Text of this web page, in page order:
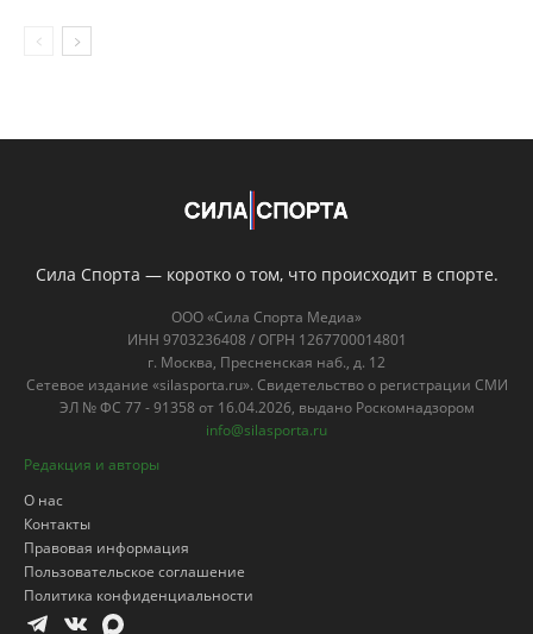
Сила Спорта — коротко о том, что происходит в спорте.
ООО «Сила Спорта Медиа»
ИНН 9703236408 / ОГРН 1267700014801
г. Москва, Пресненская наб., д. 12
Сетевое издание «silasporta.ru». Свидетельство о регистрации СМИ
ЭЛ № ФС 77 - 91358 от 16.04.2026, выдано Роскомнадзором
info@silasporta.ru
Редакция и авторы
О нас
Контакты
Правовая информация
Пользовательское соглашение
Политика конфиденциальности